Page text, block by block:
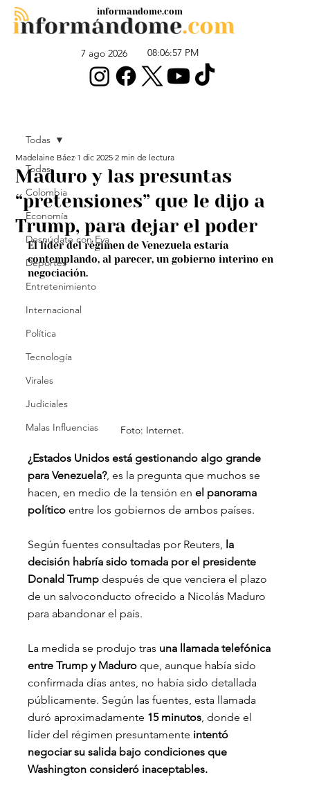
7 ago 2026 08:06:57 PM
informandome.com
Todas
Colombia
Economía
Desnúdate con Eva
Deportes
Entretenimiento
Internacional
Política
Tecnología
Virales
Judiciales
Malas Influencias
Todas
Maduro y las presuntas
“pretensiones” que le dijo a
Trump, para dejar el poder
Madelaine Báez 1 dic 2025 2 min de lectura
El líder del régimen de Venezuela estaría
contemplando, al parecer, un gobierno interino en
negociación.
Foto: Internet.
¿Estados Unidos está gestionando algo grande
para Venezuela?, es la pregunta que muchos se
hacen, en medio de la tensión en el panorama
político entre los gobiernos de ambos países.
Según fuentes consultadas por Reuters, la
decisión habría sido tomada por el presidente
Donald Trump después de que venciera el plazo
de un salvoconducto ofrecido a Nicolás Maduro
para abandonar el país.
La medida se produjo tras una llamada telefónica
entre Trump y Maduro que, aunque había sido
confirmada días antes, no había sido detallada
públicamente. Según las fuentes, esta llamada
duró aproximadamente 15 minutos , donde el
líder del régimen presuntamente intentó
negociar su salida bajo condiciones que
Washington consideró inaceptables.